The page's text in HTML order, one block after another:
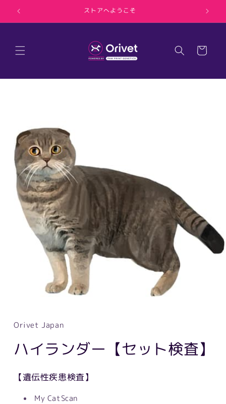
ンツに
進む
ストアへようこそ
ー
Orivet Japan
ハイランダー【セット検査】
【遺伝性疾患検査】
My CatScan